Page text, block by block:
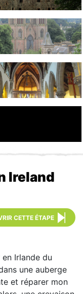
Ireland
CETTE ÉTAPE
Irlande du
une auberge
et réparer mon